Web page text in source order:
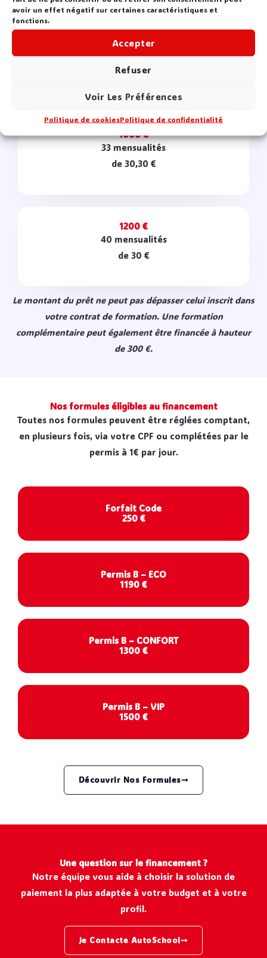
avoir un effet négatif sur certaines caractéristiques et
fonctions.
Accepter
Refuser
Voir Les Préférences
Politique de cookiesPolitique de confidentialité
800 €
26 mensualités
de 30,77 €
1000 €
33 mensualités
de 30,30 €
1200 €
40 mensualités
de 30 €
Le montant du prêt ne peut pas dépasser celui inscrit dans
votre contrat de formation. Une formation
complémentaire peut également être financée à hauteur
de 300 €.
Nos formules éligibles au financement
Toutes nos formules peuvent être réglées comptant,
en plusieurs fois, via votre CPF ou complétées par le
permis à 1€ par jour.
Forfait Code
250 €
Permis B – ECO
1190 €
Permis B – CONFORT
1300 €
Permis B – VIP
1500 €
Découvrir Nos Formules
Une question sur le financement ?
Notre équipe vous aide à choisir la solution de
paiement la plus adaptée à votre budget et à votre
profil.
Je Contacte AutoSchool